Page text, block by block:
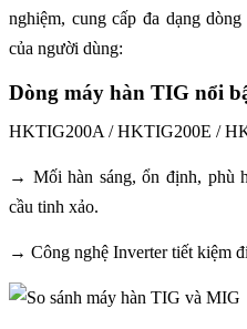
nghiệm, cung cấp đa dạng
của người dùng:
Dòng máy hàn TIG nổi
HKTIG200A / HKTIG200E /
→ Mối hàn sáng, ổn định, phù
cầu tinh xảo.
→ Công nghệ Inverter tiết kiệm